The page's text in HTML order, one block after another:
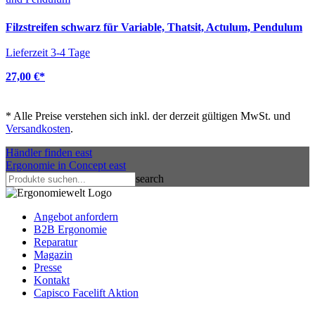
Filzstreifen schwarz für Variable, Thatsit, Actulum, Pendulum
Lieferzeit 3-4 Tage
27,00 €*
* Alle Preise verstehen sich inkl. der derzeit gültigen MwSt. und
Versandkosten.
Händler finden east
Ergonomie in Concept east
search
Angebot anfordern
B2B Ergonomie
Reparatur
Magazin
Presse
Kontakt
Capisco Facelift Aktion